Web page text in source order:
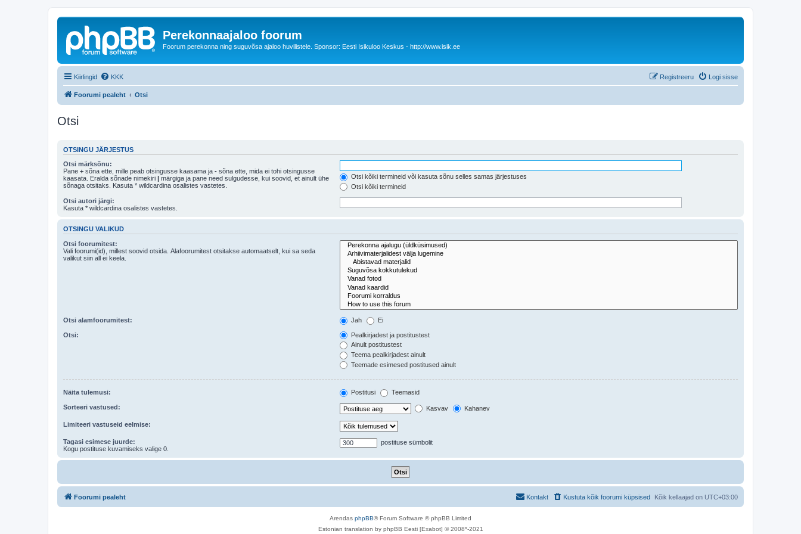
Perekonnaajaloo foorum
Foorum perekonna ning suguvõsa ajaloo huvilistele. Sponsor: Eesti Isikuloo Keskus - http://www.isik.ee
Kiirlingid KKK Logi sisse
Registreeru
Foorumi pealeht Otsi
Otsi
OTSINGU JÄRJESTUS
Otsi märksõnu:
Pane + sõna ette, mille peab otsingusse kaasama ja - sõna ette, mida ei tohi otsingusse
kaasata. Eralda sõnade nimekiri | märgiga ja pane need sulgudesse, kui soovid, et ainult ühe
sõnaga otsitaks. Kasuta * wildcardina osalistes vastetes.
Otsi kõiki termineid või kasuta sõnu selles samas järjestuses
Otsi kõiki termineid
Otsi autori järgi:
Kasuta * wildcardina osalistes vastetes.
OTSINGU VALIKUD
Otsi foorumitest:
Vali foorumi(id), millest soovid otsida. Alafoorumitest otsitakse automaatselt, kui sa seda
valikut siin all ei keela.
Otsi alamfoorumitest: Jah Ei
Otsi:
Pealkirjadest ja postitustest
Ainult postitustest
Teema pealkirjadest ainult
Teemade esimesed postitused ainult
Näita tulemusi: Postitusi Teemasid
Sorteeri vastused: Kasvav Kahanev
Limiteeri vastuseid eelmise:
Tagasi esimese juurde:
Kogu postituse kuvamiseks valige 0.
postituse sümbolit
Foorumi pealeht Kõik kellaajad on UTC+03:00
Kustuta kõik foorumi küpsised
Kontakt
Arendas phpBB® Forum Software © phpBB Limited
Estonian translation by phpBB Eesti [Exabot] © 2008*-2021